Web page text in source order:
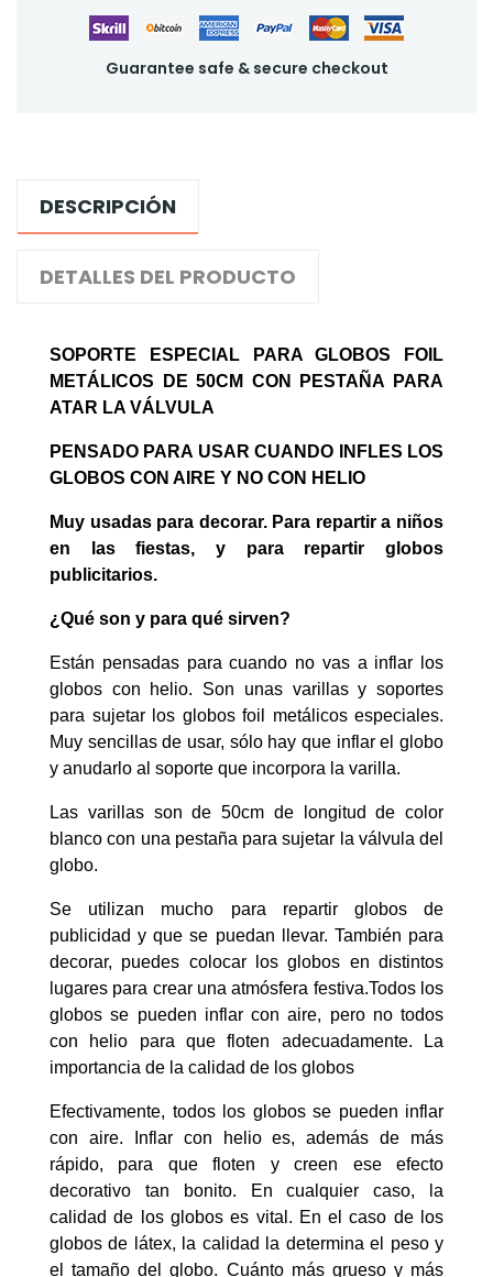
Guarantee safe & secure checkout
DESCRIPCIÓN
DETALLES DEL PRODUCTO
SOPORTE ESPECIAL PARA GLOBOS FOIL
METÁLICOS DE 50CM CON PESTAÑA PARA
ATAR LA VÁLVULA
PENSADO PARA USAR CUANDO INFLES LOS
GLOBOS CON AIRE Y NO CON HELIO
Muy usadas para decorar. Para repartir a niños
en las fiestas, y para repartir globos
publicitarios.
¿Qué son y para qué sirven?
Están pensadas para cuando no vas a inflar los
globos con helio. Son unas varillas y soportes
para sujetar los globos foil metálicos especiales.
Muy sencillas de usar, sólo hay que inflar el globo
y anudarlo al soporte que incorpora la varilla.
Las varillas son de 50cm de longitud de color
blanco con una pestaña para sujetar la válvula del
globo.
Se utilizan mucho para repartir globos de
publicidad y que se puedan llevar. También para
decorar, puedes colocar los globos en distintos
lugares para crear una atmósfera festiva.Todos los
globos se pueden inflar con aire, pero no todos
con helio para que floten adecuadamente. La
importancia de la calidad de los globos
Efectivamente, todos los globos se pueden inflar
con aire. Inflar con helio es, además de más
rápido, para que floten y creen ese efecto
decorativo tan bonito. En cualquier caso, la
calidad de los globos es vital. En el caso de los
globos de látex, la calidad la determina el peso y
el tamaño del globo. Cuánto más grueso y más